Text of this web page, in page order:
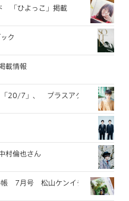
「ひよっこ」掲載
ク
載情報
20/7」、 プラスアクト掲載
倫也さん
7月号 松山ケンイチさん